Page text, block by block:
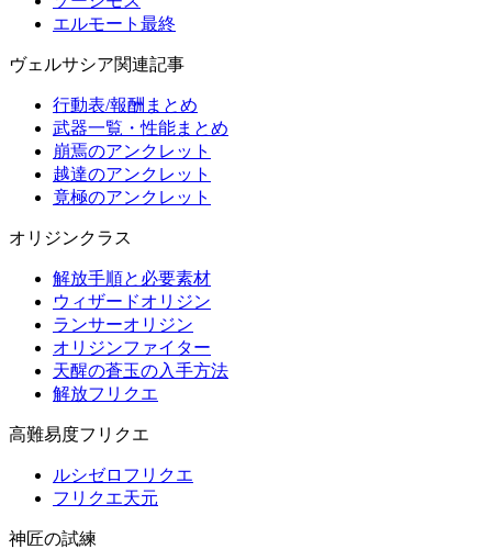
エルモート最終
ヴェルサシア関連記事
行動表/報酬まとめ
武器一覧・性能まとめ
崩焉のアンクレット
越達のアンクレット
竟極のアンクレット
オリジンクラス
解放手順と必要素材
ウィザードオリジン
ランサーオリジン
オリジンファイター
天醒の蒼玉の入手方法
解放フリクエ
高難易度フリクエ
ルシゼロフリクエ
フリクエ天元
神匠の試練